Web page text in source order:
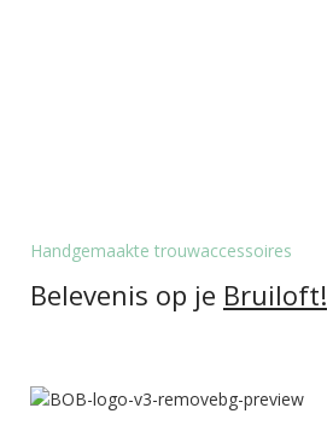
Handgemaakte trouwaccessoires
Belevenis op je Bruiloft!